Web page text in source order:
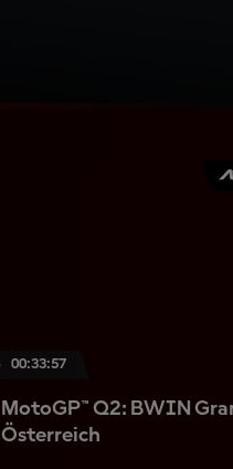
00:33:57
MotoGP™ Q2: BWIN
Österreich